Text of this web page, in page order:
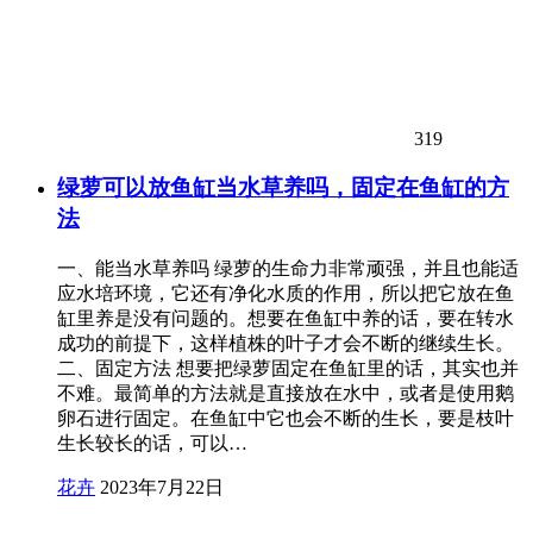
319
绿萝可以放鱼缸当水草养吗，固定在鱼缸的方
法
一、能当水草养吗 绿萝的生命力非常顽强，并且也能适
应水培环境，它还有净化水质的作用，所以把它放在鱼
缸里养是没有问题的。想要在鱼缸中养的话，要在转水
成功的前提下，这样植株的叶子才会不断的继续生长。
二、固定方法 想要把绿萝固定在鱼缸里的话，其实也并
不难。最简单的方法就是直接放在水中，或者是使用鹅
卵石进行固定。在鱼缸中它也会不断的生长，要是枝叶
生长较长的话，可以…
花卉 2023年7月22日